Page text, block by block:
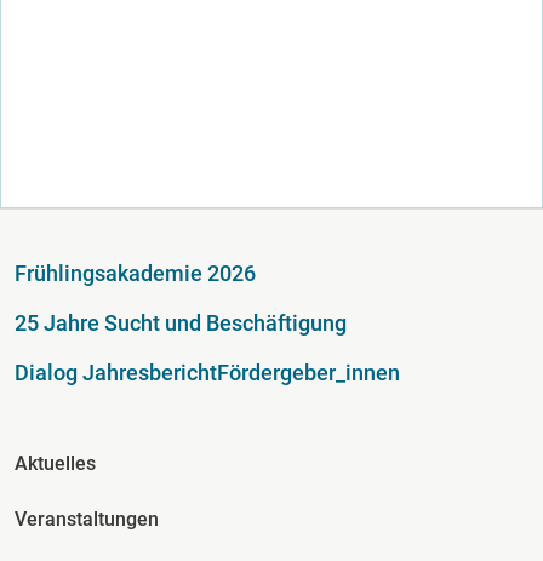
Fußzeile
Frühlingsakademie 2026
25 Jahre Sucht und Beschäftigung
Dialog JahresberichtFördergeber_innen
Fusszeile Spalte 2
Aktuelles
Veranstaltungen